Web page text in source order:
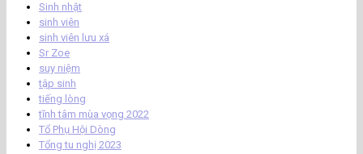
Sinh nhật
sinh viên
sinh viên lưu xá
Sr Zoe
suy niệm
tập sinh
tiếng lòng
tĩnh tâm mùa vọng 2022
Tổ Phụ Hội Dòng
Tổng tu nghị 2023